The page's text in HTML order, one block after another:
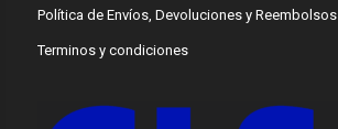
Política de Envíos, Devoluciones y Reembolsos
Terminos y condiciones